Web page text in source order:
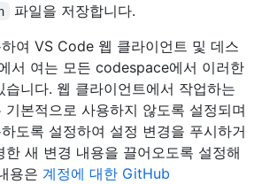
파일을 저장합니다.
여 VS Code 웹 클라이언트 및 데스
서 여는 모든 codespace에서 이러한
습니다. 웹 클라이언트에서 작업하는
본적으로 사용하지 않도록 설정되며
도록 설정하여 설정 변경을 푸시하거
한 새 변경 내용을 끌어오도록 설정해
용은 계정에 대한 GitHub